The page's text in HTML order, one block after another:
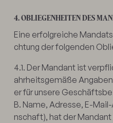
4. OBLIEGENHEITEN DES
Eine erfolgreiche
chtung der folgenden
4.1. Der Mandant ist
ahrheitsgemäße
er für unsere
B. Name, Adresse, E-
nschaft), hat der